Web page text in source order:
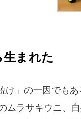
まれた
」の一因でも
ムラサキウニ、